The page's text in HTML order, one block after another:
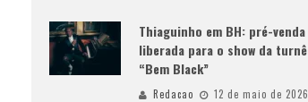
Thiaguinho em BH: pré-venda
liberada para o show da turnê
“Bem Black”
Redacao 12 de maio de 2026